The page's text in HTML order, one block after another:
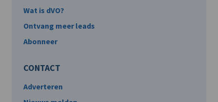
Wat is dVO?
Ontvang meer leads
Abonneer
CONTACT
Adverteren